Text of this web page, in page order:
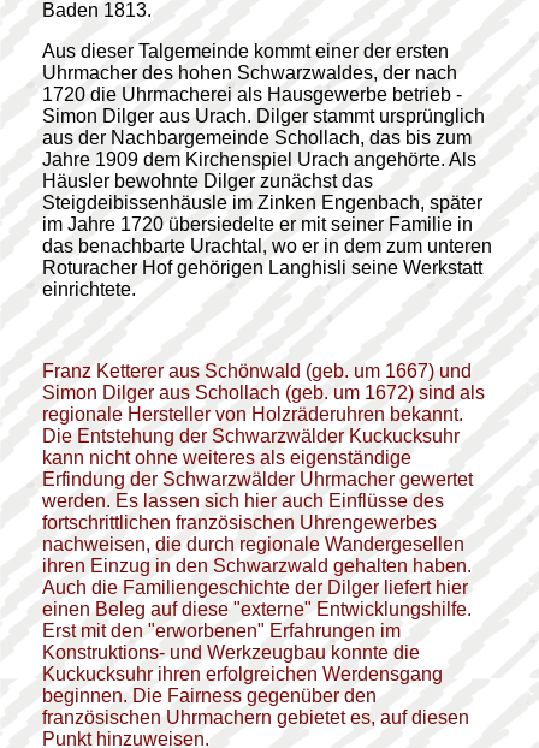
Baden 1813.
Aus dieser Talgemeinde kommt einer der ersten
Uhrmacher des hohen Schwarzwaldes, der nach
1720 die Uhrmacherei als Hausgewerbe betrieb -
Simon Dilger aus Urach. Dilger stammt ursprünglich
aus der Nachbargemeinde Schollach, das bis zum
Jahre 1909 dem Kirchenspiel Urach angehörte. Als
Häusler bewohnte Dilger zunächst das
Steigdeibissenhäusle im Zinken Engenbach, später
im Jahre 1720 übersiedelte er mit seiner Familie in
das benachbarte Urachtal, wo er in dem zum unteren
Roturacher Hof gehörigen Langhisli seine Werkstatt
einrichtete.
Franz Ketterer aus Schönwald (geb. um 1667) und
Simon Dilger aus Schollach (geb. um 1672) sind als
regionale Hersteller von Holzräderuhren bekannt.
Die Entstehung der Schwarzwälder Kuckucksuhr
kann nicht ohne weiteres als eigenständige
Erfindung der Schwarzwälder Uhrmacher gewertet
werden. Es lassen sich hier auch Einflüsse des
fortschrittlichen französischen Uhrengewerbes
nachweisen, die durch regionale Wandergesellen
ihren Einzug in den Schwarzwald gehalten haben.
Auch die Familiengeschichte der Dilger liefert hier
einen Beleg auf diese "externe" Entwicklungshilfe.
Erst mit den "erworbenen" Erfahrungen im
Konstruktions- und Werkzeugbau konnte die
Kuckucksuhr ihren erfolgreichen Werdensgang
beginnen. Die Fairness gegenüber den
französischen Uhrmachern gebietet es, auf diesen
Punkt hinzuweisen.